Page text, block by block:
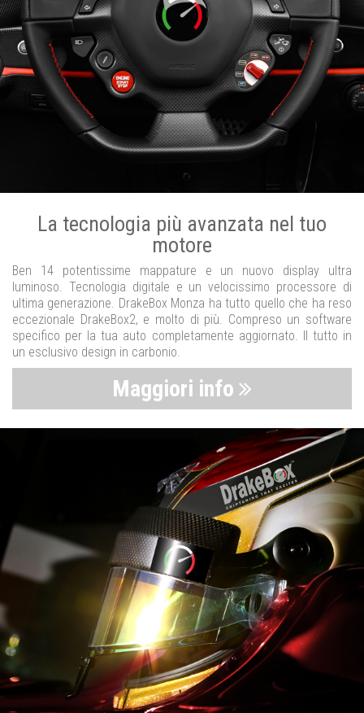
La tecnologia più avanzata nel tuo
motore
Ben 14 potentissime mappature e un nuovo display ultra
luminoso. Tecnologia digitale e un velocissimo processore di
ultima generazione. DrakeBox Monza ha tutto quello che ha reso
eccezionale DrakeBox2, e molto di più. Compreso un software
specifico per la tua auto completamente aggiornato. Il tutto in
un esclusivo design in carbonio.
Maggiori info